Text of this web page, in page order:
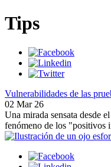
Tips
Vulnerabilidades de las
02 Mar 26
Una mirada sensata desde
fenómeno de los "positivos